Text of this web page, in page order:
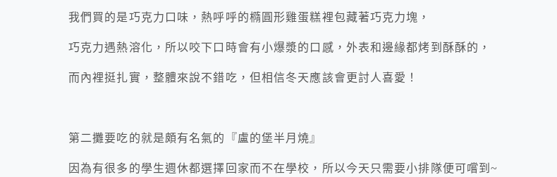
我們買的是巧克力口味，熱呼呼的橢圓形雞蛋糕裡包藏著巧克力塊，
巧克力遇熱溶化，所以咬下口時會有小爆漿的口感，外表和邊緣都烤到酥酥的，
而內裡挺扎實，整體來說不錯吃，但相信冬天應該會更討人喜愛！
第二攤要吃的就是頗有名氣的『盧的堡半月燒』
因為有很多的學生週休都選擇回家而不在學校，所以今天只需要小排隊便可嚐到~